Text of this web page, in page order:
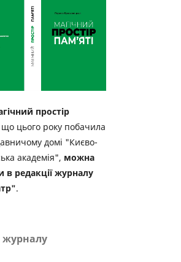
простір
що цього року побачила
домі "Києво-
академія", можна
в редакції журналу
.
журналу